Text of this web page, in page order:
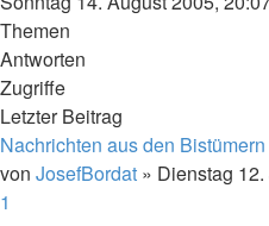
Themen
Antworten
Zugriffe
Letzter Beitrag
Nachrichten aus den
von JosefBordat » Dienstag
1